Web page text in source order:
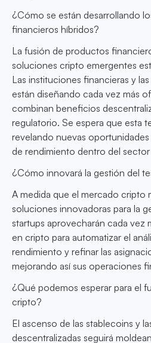
¿Cómo se están desarrollando
financieros híbridos?
La fusión de productos
soluciones cripto emergentes
Las instituciones financieras y
están diseñando cada vez más
combinan beneficios
regulatorio. Se espera que esta
revelando nuevas
de rendimiento dentro del
¿Cómo innovará la gestión del
A medida que el mercado cripto
soluciones innovadoras para la
startups aprovecharán cada vez
en cripto para automatizar el
rendimiento y refinar las
mejorando así sus operaciones
¿Qué podemos esperar para el
cripto?
El ascenso de las stablecoins y
descentralizadas seguirá